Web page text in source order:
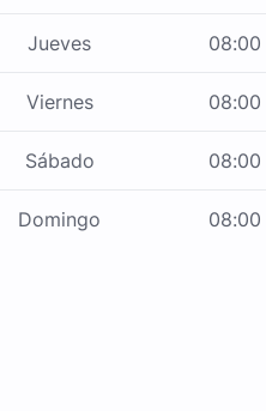
Jueves 08:00
Viernes 08:00
Sábado 08:00
Domingo 08:00